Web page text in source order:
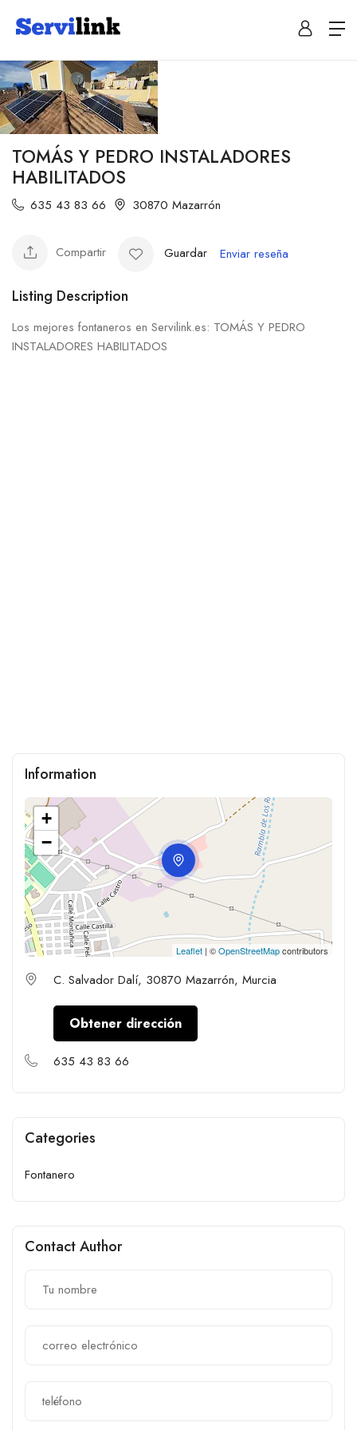
TOMÁS Y PEDRO INSTALADORES
HABILITADOS
635 43 83 66 30870 Mazarrón
Compartir Guardar Enviar reseña
Listing Description
Los mejores fontaneros en Servilink.es: TOMÁS Y PEDRO
INSTALADORES HABILITADOS
Information
+
−
Leaflet | ©OpenStreetMapcontributors
C. Salvador Dalí, 30870 Mazarrón, Murcia
Obtener dirección
635 43 83 66
Categories
Fontanero
Contact Author